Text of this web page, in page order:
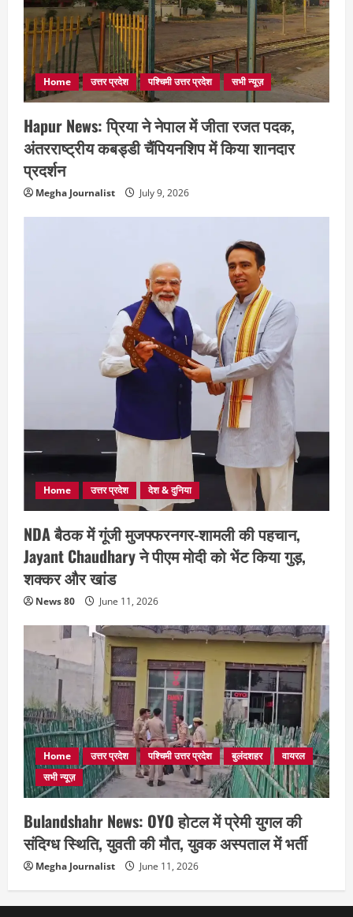
Home उत्तर प्रदेश पश्चिमी उत्तर प्रदेश सभी न्यूज़
Hapur News: प्रिया ने नेपाल में जीता रजत पदक,
अंतरराष्ट्रीय कबड्डी चैंपियनशिप में किया शानदार
प्रदर्शन
Megha Journalist July 9, 2026
Home उत्तर प्रदेश देश & दुनिया
NDA बैठक में गूंजी मुजफ्फरनगर-शामली की पहचान,
Jayant Chaudhary ने पीएम मोदी को भेंट किया गुड़,
शक्कर और खांड
News 80 June 11, 2026
Home उत्तर प्रदेश पश्चिमी उत्तर प्रदेश बुलंदशहर
वायरल
सभी न्यूज़
Bulandshahr News: OYO होटल में प्रेमी युगल की
संदिग्ध स्थिति, युवती की मौत, युवक अस्पताल में भर्ती
Megha Journalist June 11, 2026